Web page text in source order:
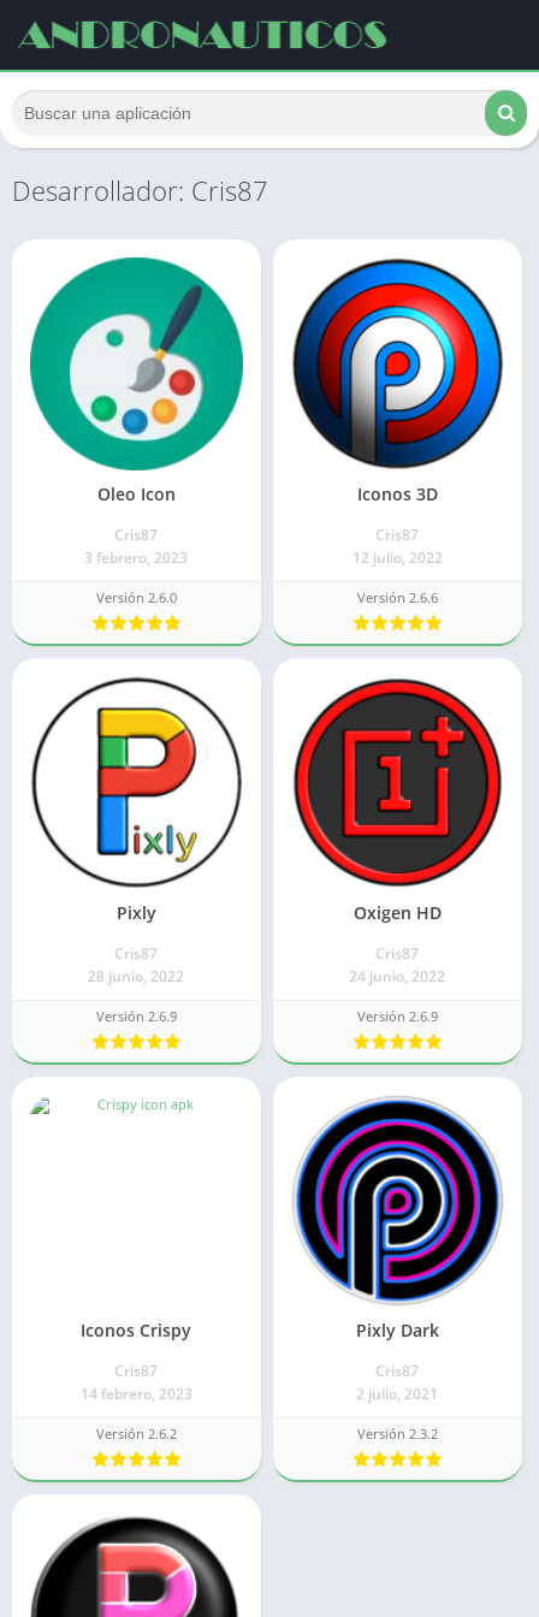
Desarrollador: Cris87
Oleo Icon
Cris87
3 febrero, 2023
Versión 2.6.0
Iconos 3D
Cris87
12 julio, 2022
Versión 2.6.6
Pixly
Cris87
28 junio, 2022
Versión 2.6.9
Oxigen HD
Cris87
24 junio, 2022
Versión 2.6.9
Iconos Crispy
Cris87
14 febrero, 2023
Versión 2.6.2
Pixly Dark
Cris87
2 julio, 2021
Versión 2.3.2